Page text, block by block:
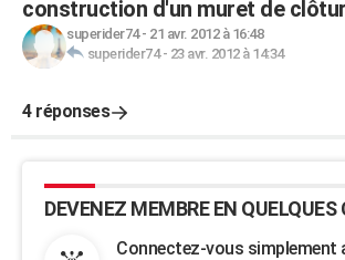
construction d'un muret de
superider74- 21 avr. 2012 à 16:48
superider74- 23 avr. 2012 à 14:34
4 réponses
DEVENEZ MEMBRE EN QUELQUES
Connectez-vous simplement